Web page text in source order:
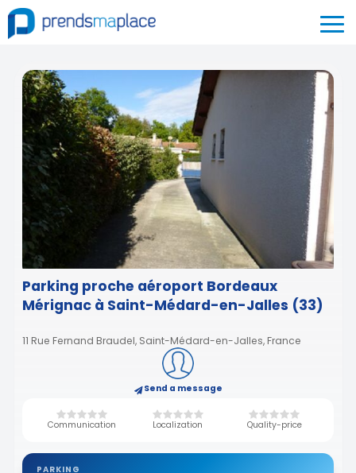
Parking proche aéroport Bordeaux
Mérignac à Saint-Médard-en-Jalles (33)
11 Rue Fernand Braudel, Saint-Médard-en-Jalles, France
Send a message
Communication Localization Quality-price
PARKING